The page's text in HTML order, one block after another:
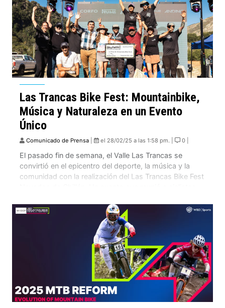
– El podio lo terminaron de completar el chileno Felipe
Agurto en segundo lugar y el brasilero Lucas Borba en
tercera posición, ganador de la edición 2024.
Las Trancas Bike Fest: Mountainbike,
Música y Naturaleza en un Evento
Único
Comunicado de Prensa el 28/02/25 a las 1:58 pm. | 0 |
El pasado fin de semana, el Valle Las Trancas se
convirtió en el epicentro del deporte, la música y la
comunidad con la realización del Las Trancas Bike Fest
inolvidable.
El festival combinó la adrenalina del mountainbike con
la magia del entorno cordillerano, destacando la
participación de todo el valle para hacer posible este
gran encuentro. Gracias a la colaboración de la
comunidad, Las Trancas Bike Fest se consolida como
un imperdible del año.